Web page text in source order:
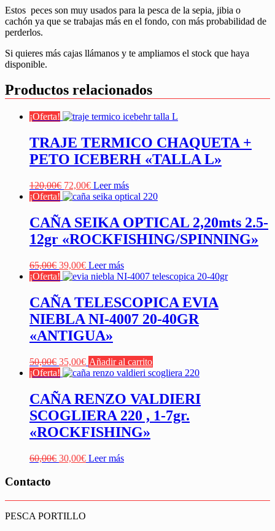
Estos peces son muy usados para la pesca de la sepia, jibia o
cachón ya que se trabajas más en el fondo, con más probabilidad de
perderlos.
Si quieres más cajas llámanos y te ampliamos el stock que haya
disponible.
Productos relacionados
¡Oferta!
TRAJE TERMICO CHAQUETA +
PETO ICEBERH «TALLA L»
120,00€ El
precio
era:
120,00€.
72,00€El
precio
es:
72,00€.
Leer más
¡Oferta!
CAÑA SEIKA OPTICAL 2,20mts 2.5-
12gr «ROCKFISHING/SPINNING»
65,00€ El
precio
era:
65,00€.
39,00€El
precio
es:
39,00€.
Leer más
¡Oferta!
CAÑA TELESCOPICA EVIA
NIEBLA NI-4007 20-40GR
«ANTIGUA»
50,00€ El
precio
era:
50,00€.
35,00€El
precio
es:
35,00€.
Añadir al carrito
¡Oferta!
CAÑA RENZO VALDIERI
SCOGLIERA 220 , 1-7gr.
«ROCKFISHING»
60,00€ El
60,00€.
30,00€El
30,00€.
Leer más
Contacto
PESCA PORTILLO